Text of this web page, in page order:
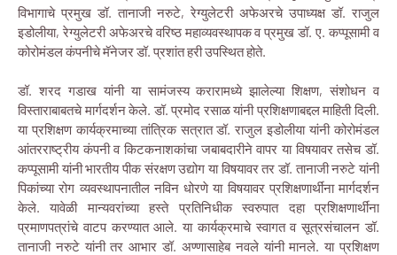
विभागाचे प्रमुख डॉ. तानाजी नरुटे, रेग्युलेटरी अफेअरचे उपाध्यक्ष डॉ. राजुल
इडोलीया, रेग्युलेटरी अफेअरचे वरिष्ठ महाव्यवस्थापक व प्रमुख डॉ. ए. कप्पूसामी व
कोरोमंडल कंपनीचे मॅनेजर डॉ. प्रशांत हरी उपस्थित होते.
डॉ. शरद गडाख यांनी या सामंजस्य करारामध्ये झालेल्या शिक्षण, संशोधन व
विस्ताराबाबतचे मार्गदर्शन केले. डॉ. प्रमोद रसाळ यांनी प्रशिक्षणाबद्दल माहिती दिली.
या प्रशिक्षण कार्यक्रमाच्या तांत्रिक सत्रात डॉ. राजुल इडोलीया यांनी कोरोमंडल
आंतरराष्ट्रीय कंपनी व किटकनाशकांचा जबाबदारीने वापर या विषयावर तसेच डॉ.
कप्पूसामी यांनी भारतीय पीक संरक्षण उद्योग या विषयावर तर डॉ. तानाजी नरुटे यांनी
पिकांच्या रोग व्यवस्थापनातील नविन धोरणे या विषयावर प्रशिक्षणार्थींना मार्गदर्शन
केले. यावेळी मान्यवरांच्या हस्ते प्रतिनिधीक स्वरुपात दहा प्रशिक्षणार्थींना
प्रमाणपत्रांचे वाटप करण्यात आले. या कार्यक्रमाचे स्वागत व सूत्रसंचालन डॉ.
तानाजी नरुटे यांनी तर आभार डॉ. अण्णासाहेब नवले यांनी मानले. या प्रशिक्षण